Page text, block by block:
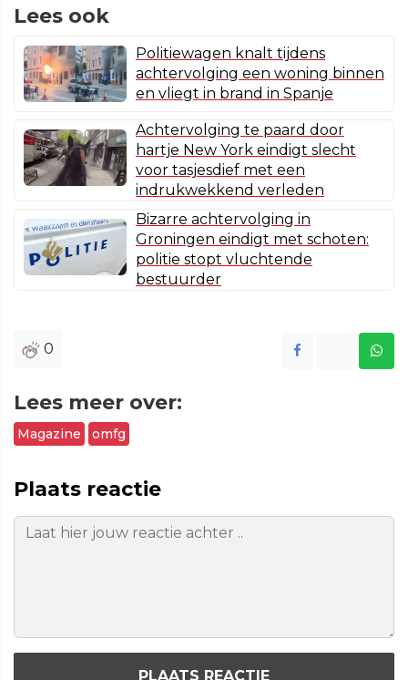
Lees ook
Politiewagen knalt tijdens
achtervolging een woning binnen
en vliegt in brand in Spanje
Achtervolging te paard door
hartje New York eindigt slecht
voor tasjesdief met een
indrukwekkend verleden
Bizarre achtervolging in
Groningen eindigt met schoten:
politie stopt vluchtende
bestuurder
0
Lees meer over:
Magazine omfg
Plaats reactie
PLAATS REACTIE